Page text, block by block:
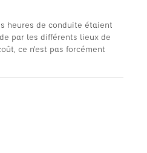
heures de conduite étaient
par les différents lieux de
ce n’est pas forcément